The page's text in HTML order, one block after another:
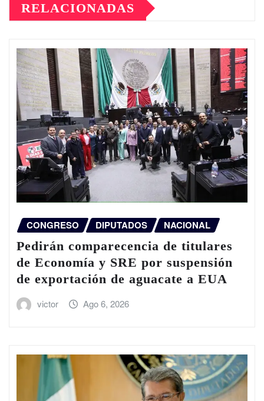
RELACIONADAS
CONGRESO DIPUTADOS NACIONAL
Pedirán comparecencia de titulares
de Economía y SRE por suspensión
de exportación de aguacate a EUA
victor Ago 6, 2026